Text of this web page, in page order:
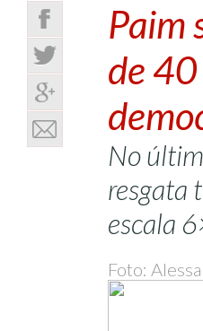
Paim
de
No
resgata
escala
Foto: